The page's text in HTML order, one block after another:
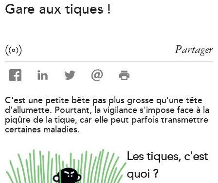
Gare aux tiques !
Partager
C'est une petite bête pas plus grosse qu'une tête
d'allumette. Pourtant, la vigilance s'impose face à la
piqûre de la tique, car elle peut parfois transmettre
certaines maladies.
Les tiques, c'est
quoi ?